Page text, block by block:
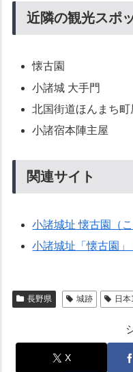
近隣の観光スポ
懐古園
小諸城 大手門
北国街道ほんまち町
小諸宿本陣主屋
関連サイト
小諸城址 懐古園（
小諸城址「懐古園」
長野県 城跡 日
X